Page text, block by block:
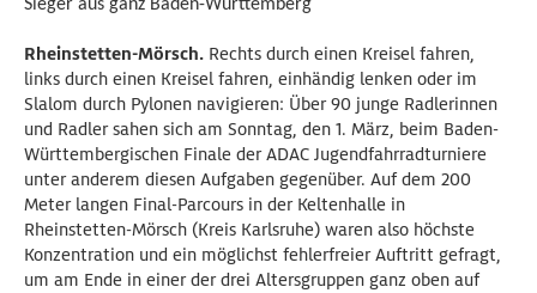
Sieger aus ganz Baden-Württemberg
Rheinstetten-Mörsch. Rechts durch einen Kreisel fahren,
links durch einen Kreisel fahren, einhändig lenken oder im
Slalom durch Pylonen navigieren: Über 90 junge Radlerinnen
und Radler sahen sich am Sonntag, den 1. März, beim Baden-
Württembergischen Finale der ADAC Jugendfahrradturniere
unter anderem diesen Aufgaben gegenüber. Auf dem 200
Meter langen Final-Parcours in der Keltenhalle in
Rheinstetten-Mörsch (Kreis Karlsruhe) waren also höchste
Konzentration und ein möglichst fehlerfreier Auftritt gefragt,
um am Ende in einer der drei Altersgruppen ganz oben auf